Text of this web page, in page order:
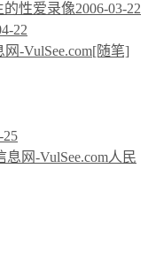
性爱录像2006-03-22
22
[随笔]
25
人民